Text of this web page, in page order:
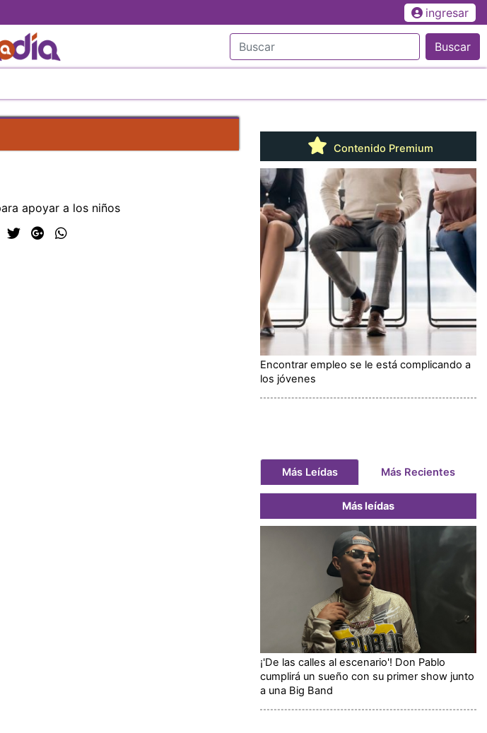
al
contenido
principal
ingresar
Buscar
apoyar a los niños
Contenido Premium
Encontrar empleo se le está complicando a
los jóvenes
Más Leídas Más Recientes
Más leídas
¡'De las calles al escenario'! Don Pablo
cumplirá un sueño con su primer show junto
a una Big Band